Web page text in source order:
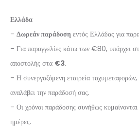
Ελλάδα
– Δωρεάν παράδοση εντός Ελλάδας για
– Για παραγγελίες κάτω των €80, υπάρχει
αποστολής στα €3.
– Η συνεργαζόμενη εταιρεία ταχυμεταφορών,
αναλάβει την παράδοσή σας.
– Οι χρόνοι παράδοσης συνήθως
ημέρες.